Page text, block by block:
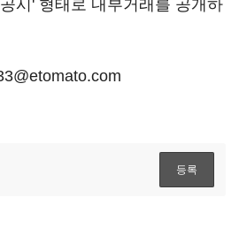
시' 형태로 내부거래를 공개하